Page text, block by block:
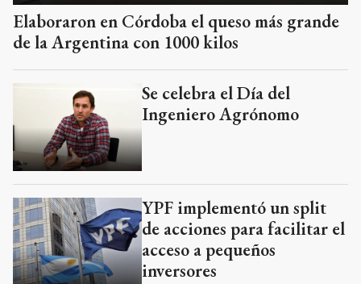
Elaboraron en Córdoba el queso más grande
de la Argentina con 1000 kilos
Se celebra el Día del
Ingeniero Agrónomo
YPF implementó un split
de acciones para facilitar el
acceso a pequeños
inversores